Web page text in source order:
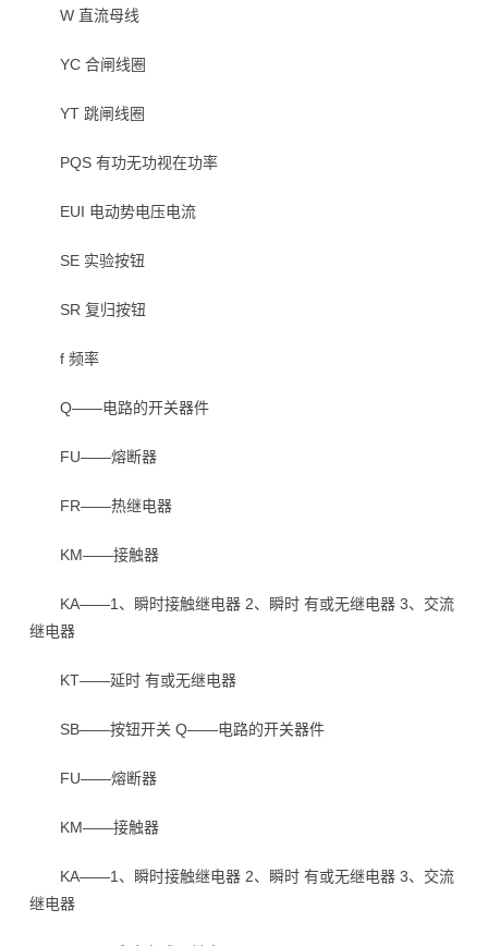
W 直流母线
YC 合闸线圈
YT 跳闸线圈
PQS 有功无功视在功率
EUI 电动势电压电流
SE 实验按钮
SR 复归按钮
f 频率
Q——电路的开关器件
FU——熔断器
FR——热继电器
KM——接触器
KA——1、瞬时接触继电器 2、瞬时 有或无继电器 3、交流
继电器
KT——延时 有或无继电器
SB——按钮开关 Q——电路的开关器件
FU——熔断器
KM——接触器
KA——1、瞬时接触继电器 2、瞬时 有或无继电器 3、交流
继电器